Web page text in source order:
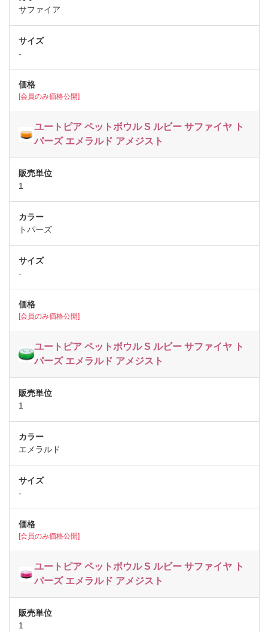
サファイア
-
[会員のみ価格公開]
ユートピア ペットボウル S ルビー サファイヤ ト
パーズ エメラルド アメジスト
1
トパーズ
-
[会員のみ価格公開]
ユートピア ペットボウル S ルビー サファイヤ ト
パーズ エメラルド アメジスト
1
エメラルド
-
[会員のみ価格公開]
ユートピア ペットボウル S ルビー サファイヤ ト
パーズ エメラルド アメジスト
1